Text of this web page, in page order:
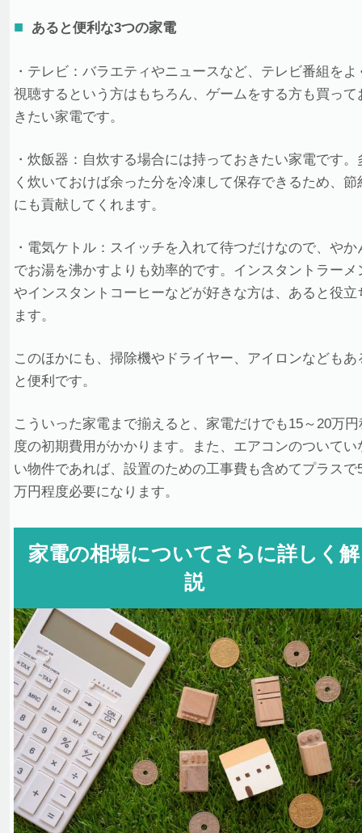
あると便利な3つの家電
・テレビ：バラエティやニュースなど、テレビ番組をよ
視聴するという方はもちろん、ゲームをする方も買って
きたい家電です。
・炊飯器：自炊する場合には持っておきたい家電です。
く炊いておけば余った分を冷凍して保存できるため、節
にも貢献してくれます。
・電気ケトル：スイッチを入れて待つだけなので、やか
でお湯を沸かすよりも効率的です。インスタントラーメ
やインスタントコーヒーなどが好きな方は、あると役立
ます。
このほかにも、掃除機やドライヤー、アイロンなどもあ
と便利です。
こういった家電まで揃えると、家電だけでも15～20万円
度の初期費用がかかります。また、エアコンのついてい
い物件であれば、設置のための工事費も含めてプラスで
万円程度必要になります。
家電の相場についてさらに詳しく解
説